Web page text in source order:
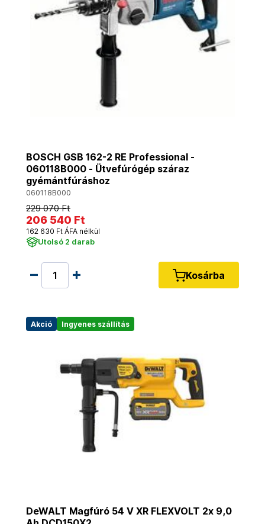
BOSCH GSB 162-2 RE Professional -
060118B000 - Ütvefúrógép száraz
gyémántfúráshoz
060118B000
229 070 Ft
206 540 Ft
162 630 Ft ÁFA nélkül
Utolsó 2 darab
Kosárba
Akció Ingyenes szállítás
DeWALT Magfúró 54 V XR FLEXVOLT 2x 9,0